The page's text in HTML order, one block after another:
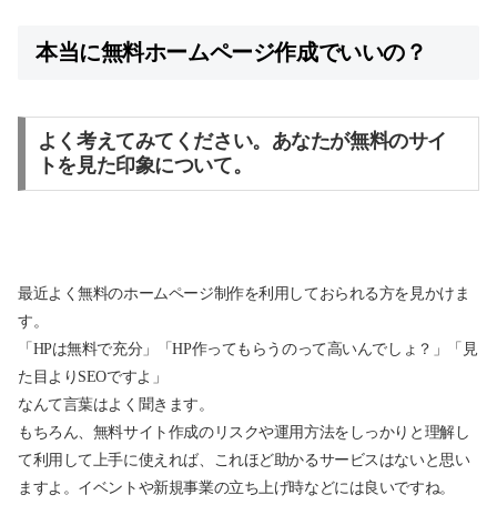
本当に無料ホームページ作成でいいの？
よく考えてみてください。あなたが無料のサイ
トを見た印象について。
最近よく無料のホームページ制作を利用しておられる方を見かけま
す。
「HPは無料で充分」「HP作ってもらうのって高いんでしょ？」「見
た目よりSEOですよ」
なんて言葉はよく聞きます。
もちろん、無料サイト作成のリスクや運用方法をしっかりと理解し
て利用して上手に使えれば、これほど助かるサービスはないと思い
ますよ。イベントや新規事業の立ち上げ時などには良いですね。